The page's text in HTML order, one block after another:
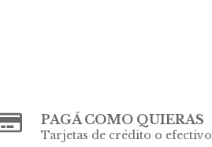
PAGÁ COMO QUIERAS
Tarjetas de crédito o efectivo